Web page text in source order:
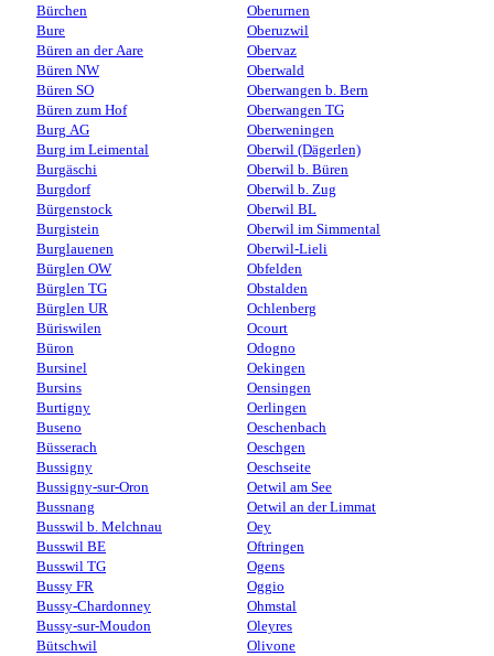
Bürchen
Bure
Büren an der Aare
Büren NW
Büren SO
Büren zum Hof
Burg AG
Burg im Leimental
Burgäschi
Burgdorf
Bürgenstock
Burgistein
Burglauenen
Bürglen OW
Bürglen TG
Bürglen UR
Büriswilen
Büron
Bursinel
Bursins
Burtigny
Buseno
Büsserach
Bussigny
Bussigny-sur-Oron
Bussnang
Busswil b. Melchnau
Busswil BE
Busswil TG
Bussy FR
Bussy-Chardonney
Bussy-sur-Moudon
Bütschwil
Oberurnen
Oberuzwil
Obervaz
Oberwald
Oberwangen b. Bern
Oberwangen TG
Oberweningen
Oberwil (Dägerlen)
Oberwil b. Büren
Oberwil b. Zug
Oberwil BL
Oberwil im Simmental
Oberwil-Lieli
Obfelden
Obstalden
Ochlenberg
Ocourt
Odogno
Oekingen
Oensingen
Oerlingen
Oeschenbach
Oeschgen
Oeschseite
Oetwil am See
Oetwil an der Limmat
Oey
Oftringen
Ogens
Oggio
Ohmstal
Oleyres
Olivone